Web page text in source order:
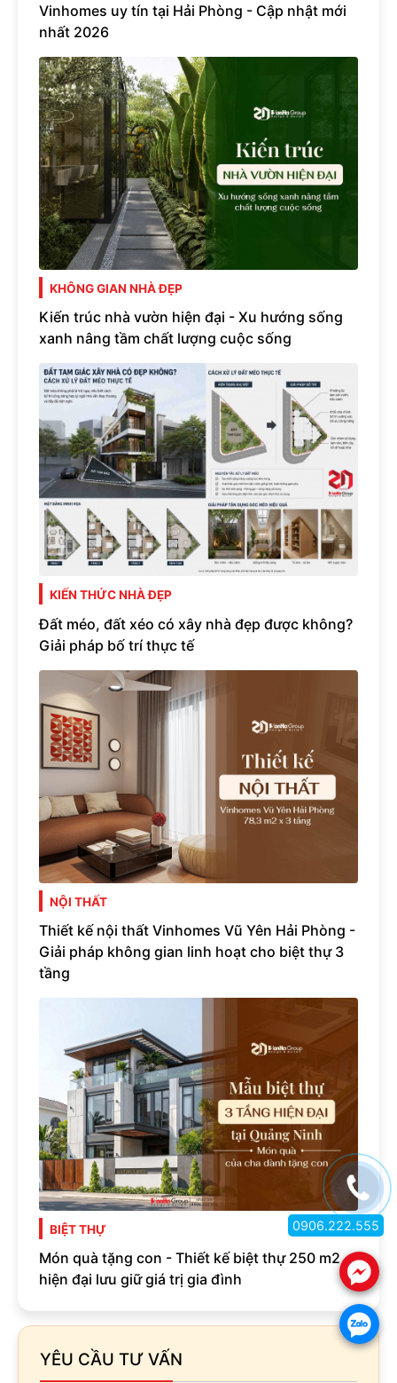
Vinhomes uy tín tại Hải Phòng - Cập nhật mới
nhất 2026
KHÔNG GIAN NHÀ ĐẸP
Kiến trúc nhà vườn hiện đại - Xu hướng sống
xanh nâng tầm chất lượng cuộc sống
KIẾN THỨC NHÀ ĐẸP
Đất méo, đất xéo có xây nhà đẹp được không?
Giải pháp bố trí thực tế
NỘI THẤT
Thiết kế nội thất Vinhomes Vũ Yên Hải Phòng -
Giải pháp không gian linh hoạt cho biệt thự 3
tầng
BIỆT THỰ
Món quà tặng con - Thiết kế biệt thự 250 m2
hiện đại lưu giữ giá trị gia đình
YÊU CẦU TƯ VẤN
.
.
0906.222.555